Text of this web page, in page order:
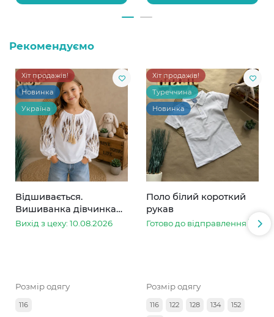
Рекомендуємо
Хіт продажів!
Новинка
Україна
Відшивається.
Вишиванка дівчинка
колоски
Вихід з цеху: 10.08.2026
Розмір одягу
116
Хіт продажів!
Туреччина
Новинка
Поло білий короткий
рукав
Готово до відправлення
Розмір одягу
116 122 128 134
152